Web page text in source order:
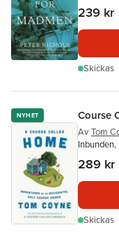
239 kr
Skickas
NYHET Course
Av Tom
289 kr
Skickas